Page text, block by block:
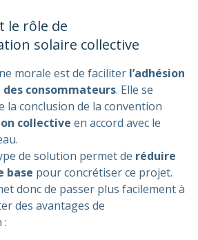
le rôle de
solaire collective
morale est de faciliter l’adhésion
consommateurs. Elle se
la conclusion de la convention
collective en accord avec le
de solution permet de réduire
base pour concrétiser ce projet.
donc de passer plus facilement à
des avantages de
: